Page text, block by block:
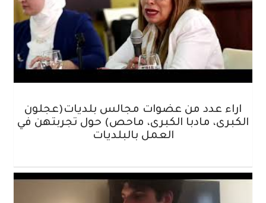
اراء عدد من عضوات مجالس بلديات(عجلون
الكبرى، مادبا الكبرى، ماحص) حول تجربتهن في
العمل بالبلديات